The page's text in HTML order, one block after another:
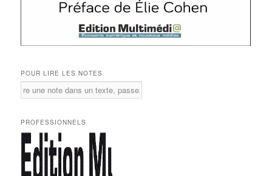
POUR LIRE LES NOTES
PROFESSIONNELS